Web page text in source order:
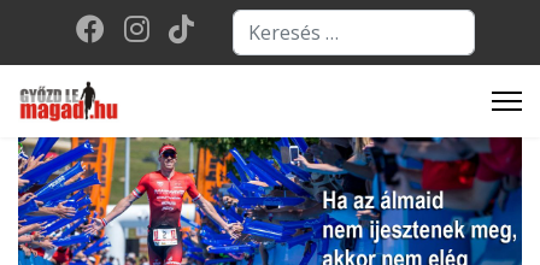
Keresés...
Type 2 or more